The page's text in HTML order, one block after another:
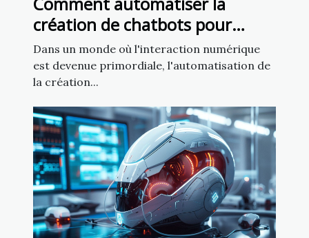
création de chatbots pour
améliorer l'engagement client
Dans un monde où l'interaction numérique
est devenue primordiale, l'automatisation de
la création...